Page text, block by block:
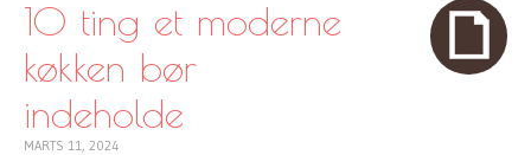
10 ting et moderne
køkken bør
indeholde
MARTS 11, 2024